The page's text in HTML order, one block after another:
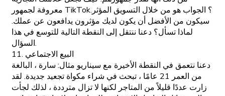
معروفة لجمهور TikTok؟ الجواب هو من خلال التسويق المؤثر.
سيكون من الأفضل أن يكون لديك مؤثرون يدافعون عن عملك.
لماذا تسأل؟ دعنا ننتقل إلى النقطة التالية للتوسع في هذا
السؤال.
11. البيع الاجتماعي
دعنا نتعمق في النقطة الأخيرة مع سيناريو مثال: سارة ، البالغة
من العمر 21 عامًا ، تبحث في شراء مكواة تجعيد جديدة. لقد
زارت عددًا قليلاً من المتاجر لكنها لا تزال مترددة ، لذلك لجأت